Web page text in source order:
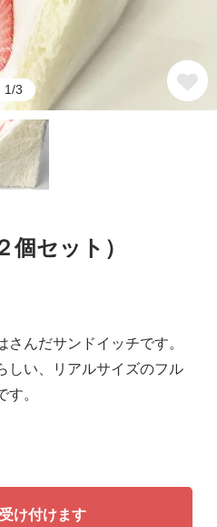
1/3
セット）
んだサンドイッチです。
しい、リアルサイズのフル
。
け付けます